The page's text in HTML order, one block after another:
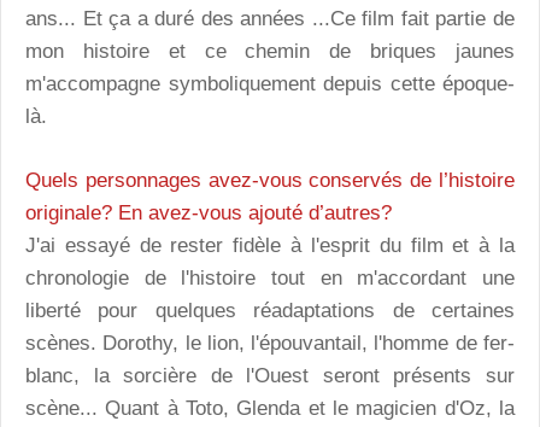
ans... Et ça a duré des années ...Ce film fait partie de
mon histoire et ce chemin de briques jaunes
m'accompagne symboliquement depuis cette époque-
là.
Quels personnages avez-vous conservés de l’histoire
originale? En avez-vous ajouté d’autres?
J'ai essayé de rester fidèle à l'esprit du film et à la
chronologie de l'histoire tout en m'accordant une
liberté pour quelques réadaptations de certaines
scènes. Dorothy, le lion, l'épouvantail, l'homme de fer-
blanc, la sorcière de l'Ouest seront présents sur
scène... Quant à Toto, Glenda et le magicien d'Oz, la